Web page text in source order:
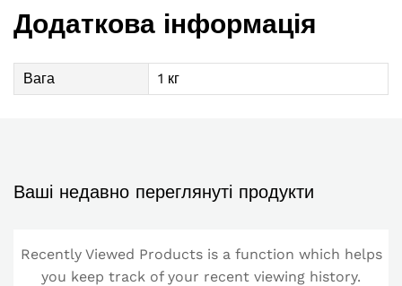
Додаткова інформація
Вага 1 кг
Ваші недавно переглянуті продукти
Recently Viewed Products is a function which helps
you keep track of your recent viewing history.